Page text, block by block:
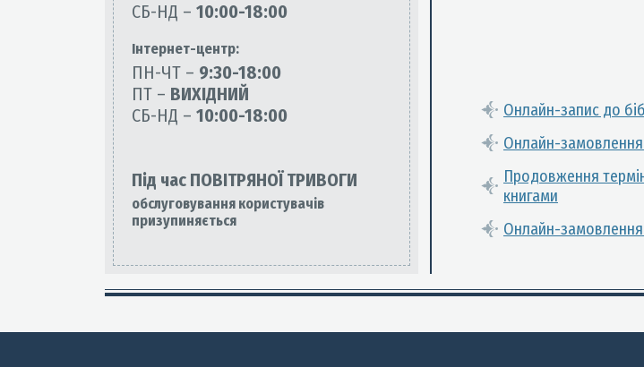
СБ-НД – 10:00-18:00
Інтернет-центр:
ПН-ЧТ – 9:30-18:00
ПТ – ВИХІДНИЙ
СБ-НД – 10:00-18:00
Під час ПОВІТРЯНОЇ ТРИВОГИ
обслуговування користувачів
призупиняється
Онлайн-запис до
Онлайн-замовлення
Продовження
книгами
Онлайн-